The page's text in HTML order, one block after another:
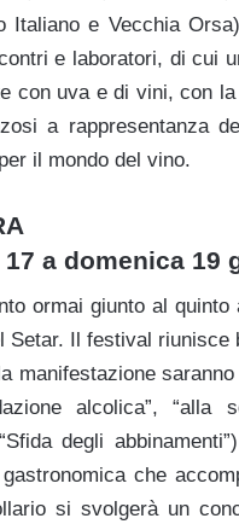
Italiano e Vecchia
e laboratori, di cui
con uva e di vini, con
a rappresentanza
il mondo del vino.
a domenica 19
ormai giunto al
Setar. Il festival
manifestazione
alcolica”, “alla
degli
gastronomica che
si svolgerà un